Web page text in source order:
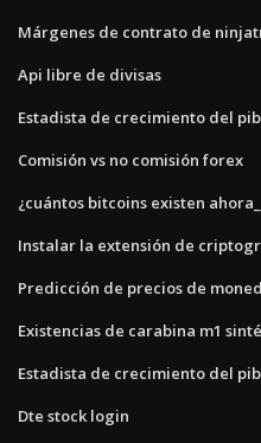
Márgenes de contrato de
Api libre de divisas
Estadista de crecimiento del
Comisión vs no comisión forex
¿cuántos bitcoins existen ahora_
Instalar la extensión de
Predicción de precios de
Existencias de carabina m1
Estadista de crecimiento del
Dte stock login